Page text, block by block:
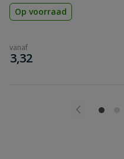
Op voorraad
vanaf
€
3,32